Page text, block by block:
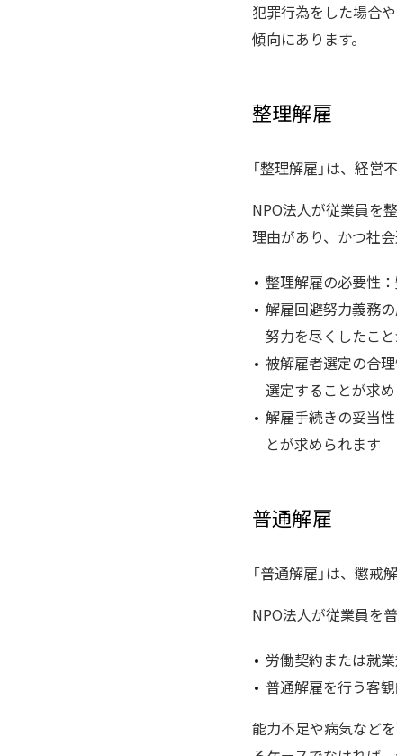
犯罪行為をした場合
傾向にあります。
整理解雇
「整理解雇」は、経
NPO法人が従業員を
理由があり、かつ社
整理解雇の必要性
解雇回避努力義務
努力を尽くしたこ
被解雇者選定の合
選定することが求
解雇手続きの妥当
とが求められます
普通解雇
「普通解雇」は、懲戒
NPO法人が従業員を
労働契約または就
普通解雇を行う客
能力不足や病気など